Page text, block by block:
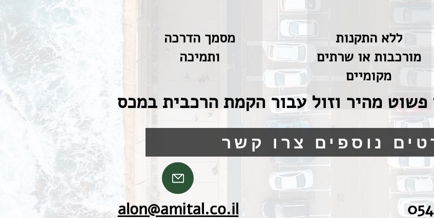
מסמך הדרכה
ותמיכה
ללא התקנות
מורכבות או שרתים
מקומיים
פשוט מהיר וזול עבור הקמת הרכבית במכס
נוספים צרו קשר
alon@amital.co.il